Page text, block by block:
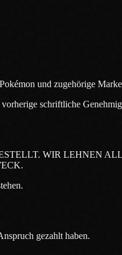
und zugehörige
schriftliche
WIR LEHNEN
gezahlt haben.